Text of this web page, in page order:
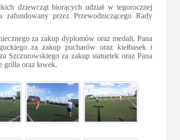
dziewcząt biorących udział w tegorocznej
przez Przewodniczącego Rady
za zakup dyplomów oraz medali, Pana
za zakup pucharów oraz kiełbasek i
Szczurowskiego za zakup statuetek oraz Pana
grilla oraz ławek.